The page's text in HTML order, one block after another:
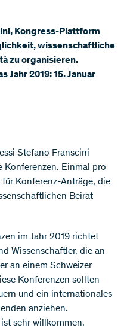
Kongress-Plattform
wissenschaftliche
zu organisieren.
Jahr 2019: 15. Januar
Stefano Franscini
Einmal pro
Konferenz-Anträge, die
Beirat
im Jahr 2019 richtet
Wissenschaftler, die an
an einem Schweizer
Konferenzen sollten
und ein internationales
anziehen.
sehr willkommen.